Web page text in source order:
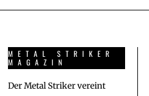
METAL STRIKER
MAGAZIN
Der Metal Striker vereint